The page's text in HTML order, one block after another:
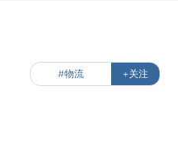
#物流 +关注